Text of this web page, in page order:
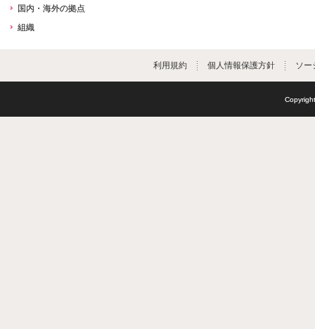
国内・海外の拠点
組織
利用規約 個人情報保護方針 ソー